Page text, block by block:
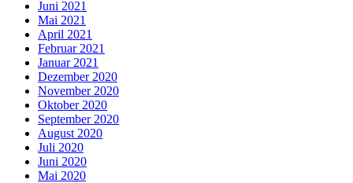
Juni 2021
Mai 2021
April 2021
Februar 2021
Januar 2021
Dezember 2020
November 2020
Oktober 2020
September 2020
August 2020
Juli 2020
Juni 2020
Mai 2020